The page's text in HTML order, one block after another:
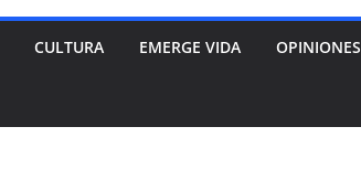
CULTURA EMERGE VIDA OPINIONES